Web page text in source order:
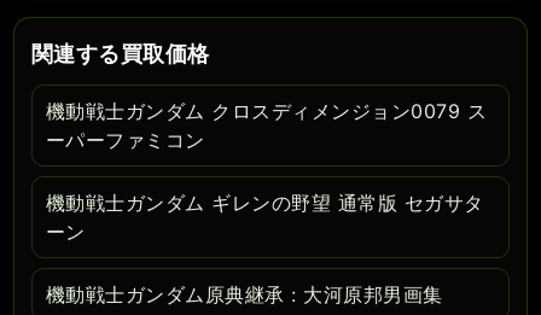
関連する買取価格
機動戦士ガンダム クロスディメンジョン0079 ス
ーパーファミコン
機動戦士ガンダム ギレンの野望 通常版 セガサタ
ーン
機動戦士ガンダム原典継承 : 大河原邦男画集